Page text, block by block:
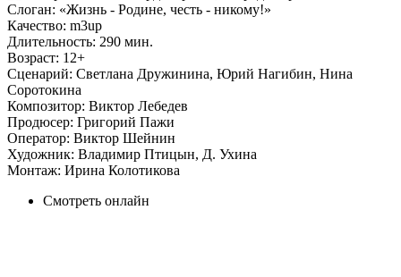
Слоган: «Жизнь - Родине, честь - никому!»
Качество: m3up
Длительность: 290 мин.
Возраст: 12+
Сценарий: Светлана Дружинина, Юрий Нагибин, Нина
Соротокина
Композитор: Виктор Лебедев
Продюсер: Григорий Пажи
Оператор: Виктор Шейнин
Художник: Владимир Птицын, Д. Ухина
Монтаж: Ирина Колотикова
Смотреть онлайн